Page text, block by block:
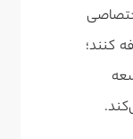
کنند؛